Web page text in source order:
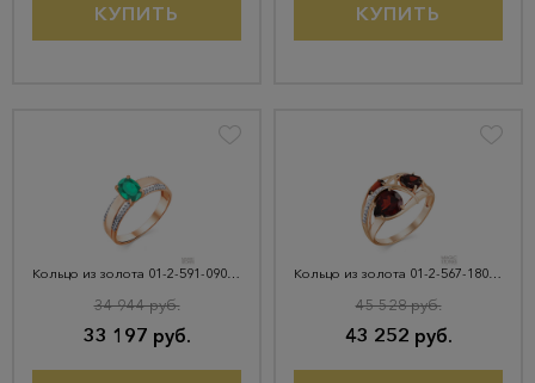
КУПИТЬ КУПИТЬ
Кольцо из золота 01-2-591-0901-011
33 197 руб.
34 944 руб.
Кольцо из золота 01-2-567-1801-011
43 252 руб.
45 528 руб.